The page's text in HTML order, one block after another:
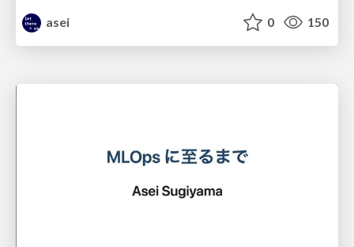
asei
0 150